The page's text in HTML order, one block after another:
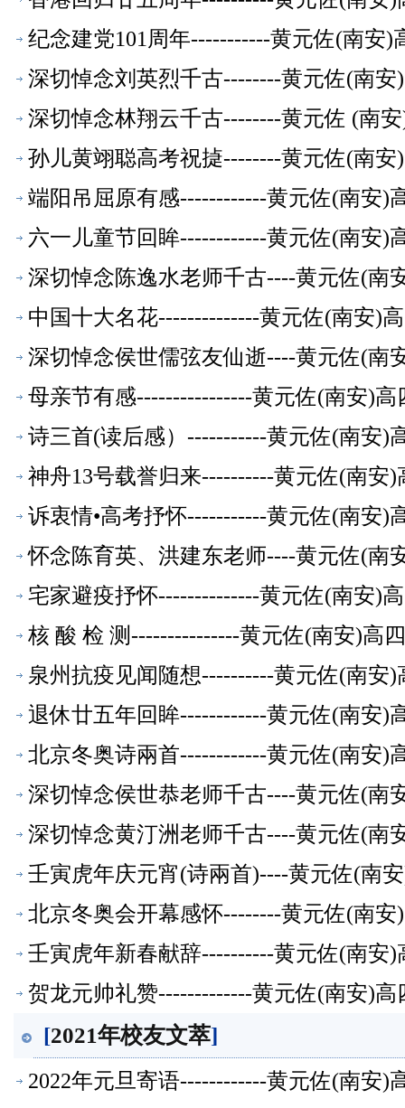
纪念建党101周年-----------黄元佐(南安
深切悼念刘英烈千古--------黄元佐(南
深切悼念林翔云千古--------黄元佐 (南
孙儿黄翊聪高考祝㨗--------黄元佐(南
端阳吊屈原有感------------黄元佐(南安)
六一儿童节回眸------------黄元佐(南安)
深切悼念陈逸水老师千古----黄元佐(南
中国十大名花--------------黄元佐(南安)
深切悼念侯世儒弦友仙逝----黄元佐(南
母亲节有感----------------黄元佐(南安)
诗三首(读后感）-----------黄元佐(南安)
神舟13号载誉归来----------黄元佐(南安
诉衷情•高考抒怀-----------黄元佐(南安)
怀念陈育英、洪建东老师----黄元佐(南
宅家避疫抒怀--------------黄元佐(南安)
核 酸 检 测---------------黄元佐(南安)高
泉州抗疫见闻随想----------黄元佐(南安
退休廿五年回眸------------黄元佐(南安)
北京冬奥诗兩首------------黄元佐(南安)
深切悼念侯世恭老师千古----黄元佐(南
深切悼念黄汀洲老师千古----黄元佐(南
壬寅虎年庆元宵(诗兩首)----黄元佐(南
北京冬奥会开幕感怀--------黄元佐(南
壬寅虎年新春献辞----------黄元佐(南安
贺龙元帅礼赞-------------黄元佐(南安)
[2021年校友文萃]
2022年元旦寄语------------黄元佐(南安